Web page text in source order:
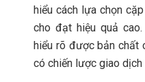
hiểu cách lựa chọn
cho đạt hiệu quả
hiểu rõ được bản chất
có chiến lược giao dịch